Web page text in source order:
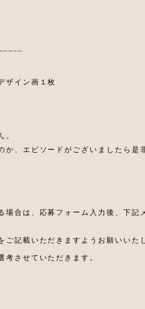
ザイン画１枚
。
か、 エピソードがございましたら是
合は、応募フォーム入力後、下記
記載いただきますようお願いいた
させていただきます。